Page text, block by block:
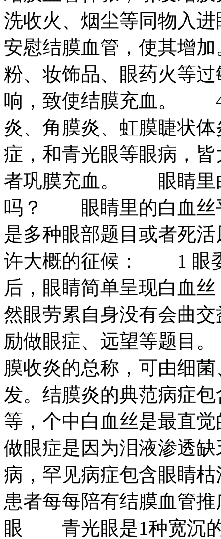
洗收火、烟尘等同物入
安慰结膜血管，使其
粉、妆饰品、眼药火等
响，致使结膜充血。
炎、角膜炎、虹膜睫状
症，和青光眼等眼病，
者巩膜充血。 眼睛里
吗？ 眼睛里的白血丝
是多种眼部题目或者死
许大概的征候： 1 眼
后，眼睛简单呈现白血
然眼劳累自身没有会曲
励做眼症、远望等题
膜收炎的总称，可由细
发。结膜炎的典范病症
等，个中白血丝是最
做眼症是因为泪液渗透
病，罕见病症包含眼睛
患者每每陪有结膜血管
眼 青光眼是1种宽沉的